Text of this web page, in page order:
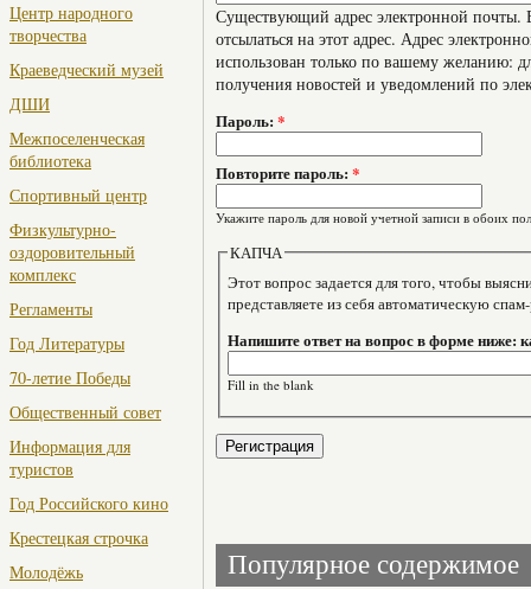
Центр народного
творчества
Краеведческий музей
ДШИ
Межпоселенческая
библиотека
Спортивный центр
Физкультурно-
оздоровительный
комплекс
Регламенты
Год Литературы
70-летие Победы
Общественный совет
Информация для
туристов
Год Российского кино
Крестецкая строчка
Молодёжь
Существующий адрес электронной почты.
отсылаться на этот адрес. Адрес
использован только по вашему желанию:
получения новостей и уведомлений по
Пароль: *
Повторите пароль: *
Укажите пароль для новой учетной записи в обоих
КАПЧА
Этот вопрос задается для того, чтобы выяснить,
представляете из себя автоматическую
Напишите ответ на вопрос в форме ниже:
Fill in the blank
Популярное содержимое